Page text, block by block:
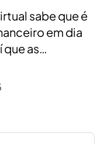
sabe que é
em dia
que as…